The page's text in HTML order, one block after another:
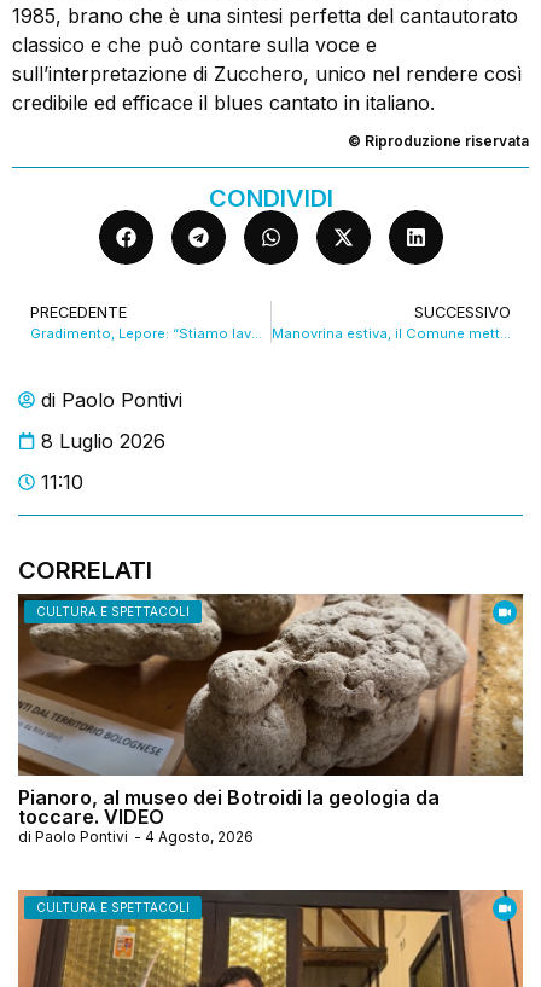
di Paolo Pontivi
8 Luglio 2026
11:10
CORRELATI
CULTURA E SPETTACOLI
Pianoro, al museo dei Botroidi la geologia da
toccare. VIDEO
di Paolo Pontivi - 4 Agosto, 2026
CULTURA E SPETTACOLI
1985, brano che è una sintesi perfetta del cantautorato
classico e che può contare sulla voce e
sull’interpretazione di Zucchero, unico nel rendere così
credibile ed efficace il blues cantato in italiano.
© Riproduzione riservata
CONDIVIDI
PRECEDENTE
Gradimento, Lepore: “Stiamo lavorando per i bolognesi”. VIDEO
SUCCESSIVO
Manovrina estiva, il Comune mette 350mila euro all’anno per due anni per climatizzare le scuole. VIDEO